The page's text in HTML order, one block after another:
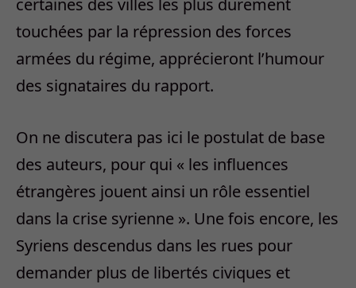
certaines des villes les plus durement
touchées par la répression des forces
armées du régime, apprécieront l’humour
des signataires du rapport.
On ne discutera pas ici le postulat de base
des auteurs, pour qui « les influences
étrangères jouent ainsi un rôle essentiel
dans la crise syrienne ». Une fois encore, les
Syriens descendus dans les rues pour
demander plus de libertés civiques et